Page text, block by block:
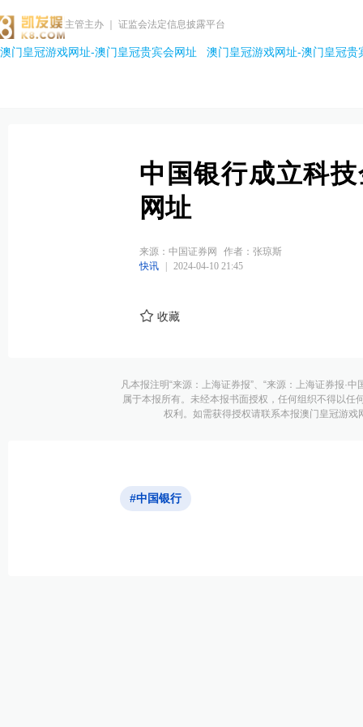
主管主办 ｜ 证监会法定信息披露平台
澳门皇冠游戏网址-澳门皇冠贵宾会网址 澳门皇冠游戏网址-澳门皇冠贵
中国银行成立科
网址
来源：中国证券网
作者：张琼斯
快讯
2024-04-10 21:45
收藏
凡本报注明“来源：上海证券报”、“来源：上海证券报·
属于本报所有。未经本报书面授权，任何组织不得以
权利。如需获得授权请联系本报澳门皇冠游
#中国银行